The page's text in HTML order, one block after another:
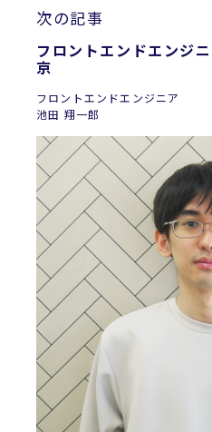
次の記事
フロントエンドエンジ
フロントエンドエンジニア
池田 翔一郎